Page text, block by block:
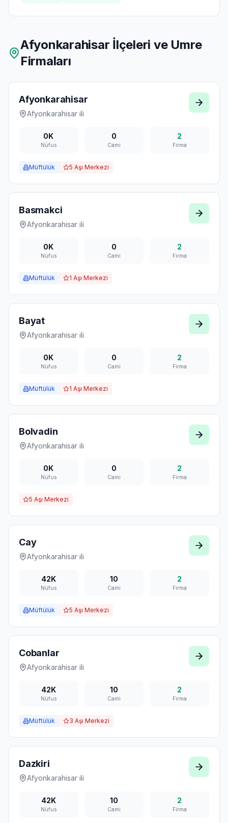
Afyonkarahisar İlçeleri ve Umre
Firmaları
Afyonkarahisar
Afyonkarahisar ili
0K
Nüfus
0
Cami
2
Firma
Müftülük 5 Aşı Merkezi
Basmakci
Afyonkarahisar ili
0K
Nüfus
0
Cami
2
Firma
Müftülük 1 Aşı Merkezi
Bayat
Afyonkarahisar ili
0K
Nüfus
0
Cami
2
Firma
Müftülük 1 Aşı Merkezi
Bolvadin
Afyonkarahisar ili
0K
Nüfus
0
Cami
2
Firma
5 Aşı Merkezi
Cay
Afyonkarahisar ili
42K
Nüfus
10
Cami
2
Firma
Müftülük 5 Aşı Merkezi
Cobanlar
Afyonkarahisar ili
42K
Nüfus
10
Cami
2
Firma
Müftülük 3 Aşı Merkezi
Dazkiri
Afyonkarahisar ili
42K
Nüfus
10
Cami
2
Firma